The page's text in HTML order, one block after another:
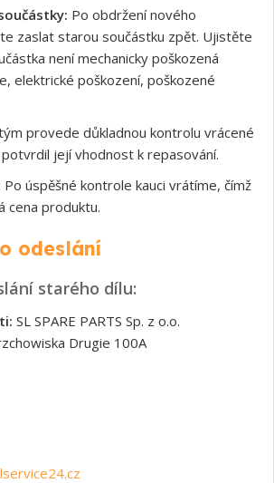
Po obdržení nového
zaslat starou součástku zpět. Ujistěte
není mechanicky poškozená
elektrické poškození, poškozené
provede důkladnou kontrolu vrácené
její vhodnost k repasování.
Po úspěšné kontrole kauci vrátíme, čímž
cena produktu.
odeslání
starého dílu:
SL SPARE PARTS Sp. z o.o.
Drugie 100A